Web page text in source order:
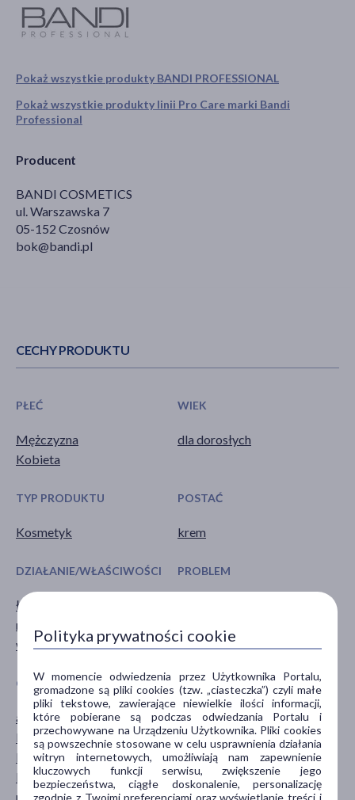
Pokaż wszystkie produkty BANDI PROFESSIONAL
Pokaż wszystkie produkty linii Pro Care marki Bandi
Professional
Producent
BANDI COSMETICS
ul. Warszawska 7
05-152 Czosnów
bok@bandi.pl
CECHY PRODUKTU
PŁEĆ
Mężczyzna
Kobieta
WIEK
dla dorosłych
TYP PRODUKTU
Kosmetyk
POSTAĆ
krem
DZIAŁANIE/WŁAŚCIWOŚCI
łagodzące
nawilżające
wygładzające
PROBLEM
zaczerwienienie
GŁÓWNY SKŁADNIK
azeloglicyna
kasztanowiec
kwas hialuronowy
lipa
masło Shea
CZĘŚĆ CIAŁA
szyja
twarz
Polityka prywatności cookie
W momencie odwiedzenia przez Użytkownika Portalu,
gromadzone są pliki cookies (tzw. „ciasteczka”) czyli małe
pliki tekstowe, zawierające niewielkie ilości informacji,
które pobierane są podczas odwiedzania Portalu i
przechowywane na Urządzeniu Użytkownika. Pliki cookies
są powszechnie stosowane w celu usprawnienia działania
witryn internetowych, umożliwiają nam zapewnienie
kluczowych funkcji serwisu, zwiększenie jego
bezpieczeństwa, ciągłe doskonalenie, personalizację
zgodnie z Twoimi preferencjami oraz wyświetlanie treści i